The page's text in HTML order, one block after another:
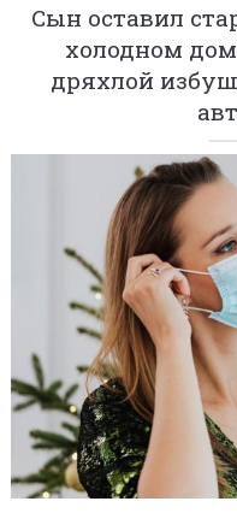
Сын оставил
холодном
дряхлой